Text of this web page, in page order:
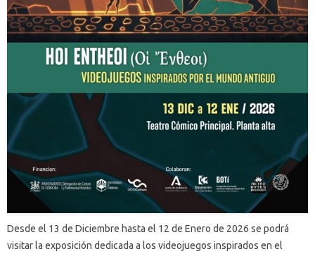
Desde el 13 de Diciembre hasta el 12 de Enero de 2026 se podrá
visitar la exposición dedicada a los videojuegos inspirados en el